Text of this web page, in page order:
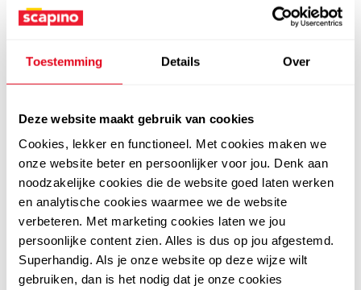
Toestemming Details Over
Deze website maakt gebruik van cookies
Cookies, lekker en functioneel. Met cookies maken we
onze website beter en persoonlijker voor jou. Denk aan
noodzakelijke cookies die de website goed laten werken
en analytische cookies waarmee we de website
verbeteren. Met marketing cookies laten we jou
persoonlijke content zien. Alles is dus op jou afgestemd.
Superhandig. Als je onze website op deze wijze wilt
gebruiken, dan is het nodig dat je onze cookies